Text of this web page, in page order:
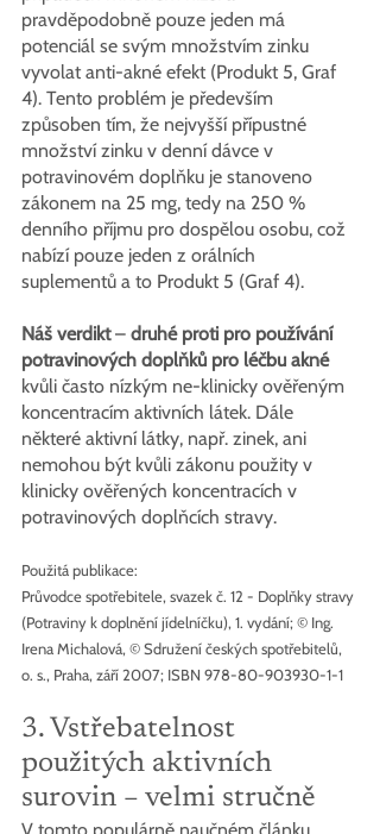
pravděpodobně pouze jeden má
potenciál se svým množstvím zinku
vyvolat anti-akné efekt (Produkt 5, Graf
4). Tento problém je především
způsoben tím, že nejvyšší přípustné
množství zinku v denní dávce v
potravinovém doplňku je stanoveno
zákonem na 25 mg, tedy na 250 %
denního příjmu pro dospělou osobu, což
nabízí pouze jeden z orálních
suplementů a to Produkt 5 (Graf 4).
Náš verdikt – druhé proti pro používání
potravinových doplňků pro léčbu akné
kvůli často nízkým ne-klinicky ověřeným
koncentracím aktivních látek. Dále
některé aktivní látky, např. zinek, ani
nemohou být kvůli zákonu použity v
klinicky ověřených koncentracích v
potravinových doplňcích stravy.
Použitá publikace:
Průvodce spotřebitele, svazek č. 12 - Doplňky stravy
(Potraviny k doplnění jídelníčku), 1. vydání; © Ing.
Irena Michalová, © Sdružení českých spotřebitelů,
o. s., Praha, září 2007; ISBN 978-80-903930-1-1
3. Vstřebatelnost
použitých aktivních
surovin – velmi stručně
V tomto populárně naučném článku